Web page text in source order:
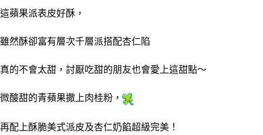
這蘋果派表皮好酥，
雖然酥卻富有層次千層派搭配杏仁陷
真的不會太甜，討厭吃甜的朋友也會愛上這甜點～
微酸甜的青蘋果撒上肉桂粉，
再配上酥脆美式派皮及杏仁奶餡超級完美！